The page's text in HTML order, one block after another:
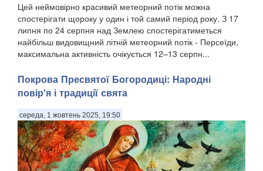
Цей неймовірно красивий метеорний потік можна
спостерігати щороку у один і той самий період року. З 17
липня по 24 серпня над Землею спостерігатиметься
найбільш видовищний літній метеорний потік - Персеїди,
максимальна активність очікується 12–13 серпн...
Покрова Пресвятої Богородиці: Народні
повір'я і традиції свята
середа, 1 жовтень 2025, 19:50